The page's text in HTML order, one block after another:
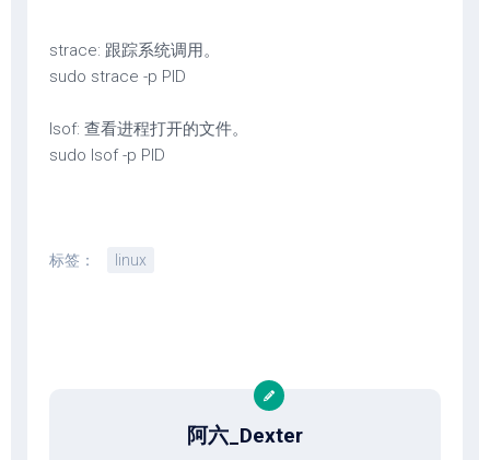
strace: 跟踪系统调用。
sudo strace -p PID
lsof: 查看进程打开的文件。
sudo lsof -p PID
标签： linux
阿六_Dexter